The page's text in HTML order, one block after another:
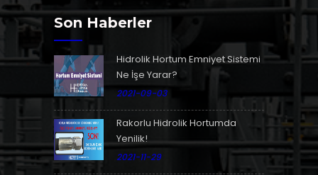
Son Haberler
Hidrolik Hortum Emniyet Sistemi
Ne İşe Yarar?
2021-09-03
Rakorlu Hidrolik Hortumda
Yenilik!
2021-11-29